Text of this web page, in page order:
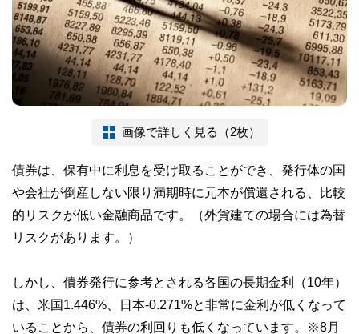
画像で詳しく見る（2枚）
債券は、保有中に利息を受け取ることができ、発行体の国
や会社が倒産しない限り満期時に元本が償還される、比較
的リスクが低い金融商品です。（外貨建ての場合には為替
リスクがあります。）
しかし、債券発行に参考とされる各国の長期金利（10年）
は、米国1.446%、日本-0.271%と非常に金利が低くなって
いることから、債券の利回りも低くなっています。※8月